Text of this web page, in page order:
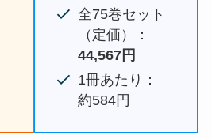
全75巻セット
（定価）：
44,567円
1冊あたり：
約584円